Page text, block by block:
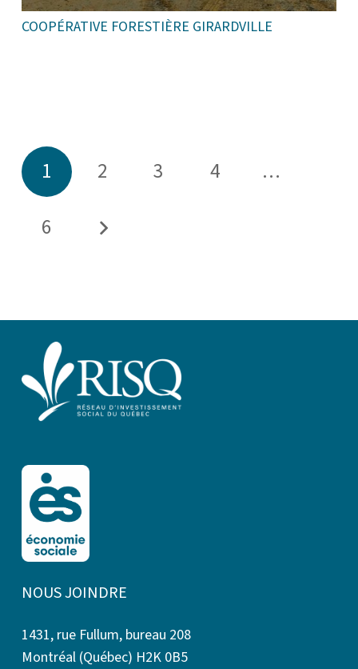
COOPÉRATIVE FORESTIÈRE GIRARDVILLE
1 2 3 4
…
6
NOUS JOINDRE
1431, rue Fullum, bureau 208
Montréal (Québec) H2K 0B5